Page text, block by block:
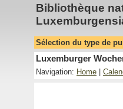
Bibliothèque
Sélection du type de
Luxemburger
Navigation: Home